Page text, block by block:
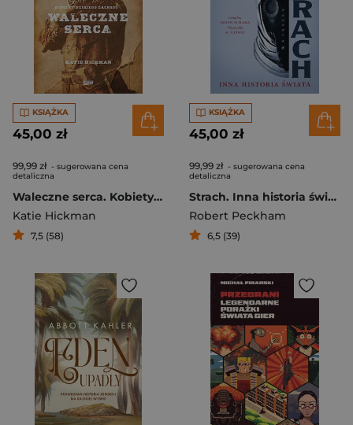
KSIĄŻKA
45,00 zł
99,99 zł - sugerowana cena
detaliczna
Waleczne serca. Kobiety Dzikiego Zachodu
Katie Hickman
7,5 (58)
KSIĄŻKA
45,00 zł
99,99 zł - sugerowana cena
detaliczna
Strach. Inna historia świata
Robert Peckham
6,5 (39)